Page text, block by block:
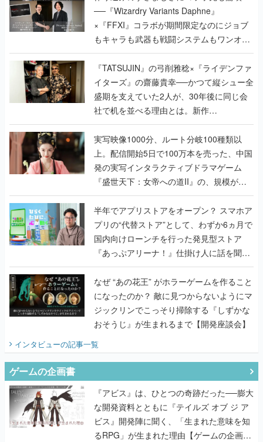
──『Wizardry Variants Daphne』
×『FFXI』コラボが期間限定なのにジョブ
もキャラも武器も戦闘システムもワンオフ
で作り込まれた理由を両ディレクターに聞
く
『TATSUJIN』の弓削雅稔×『ライデンファ
イターズ』の齋藤貴幸──かつて縦シュー全
盛期を支えていた2人が、30年後に同じ会
社で机を並べる理由とは。新作
『TATSUJIN EXTREME』で初タッグを組
んだレジェンド2人に訊く開発秘話
実写映像1000分、ルート分岐100種類以
上。配信開始5日で100万本を売った、中国
発の実写インタラクティブドラマゲーム
『盛世天下：女帝への道II』の、規模が違
うこだわりをプロデューサーに聞いた
半年でアプリストアをオープン？ スマホア
プリの“代替ストア”として、わずか6ヵ月で
国内向けローンチを行った発見型ストア
『あっぷアリーナ！』仕掛け人に話を聞い
てみた
なぜ “あの花王” がホラーゲームを作ること
になったのか？ 敵に見つからないようにマ
ジックリンでこっそり掃除する『しずかな
おそうじ』が生まれるまで【開発座談会】
インタビューの記事一覧
ゲームの企画書
『アビス』は、ひとつの奇跡だった──膨大
な開発資料とともに『テイルズ オブ ジ ア
ビス』開発陣に聞く、「生まれた意味を知
るRPG」が生まれた理由【ゲームの企画